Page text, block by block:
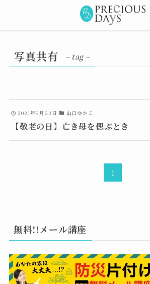
写真共有 – tag –
2021年9月23日 山口ゆかこ
【敬老の日】亡き母を偲ぶとき
1
無料!!メール講座